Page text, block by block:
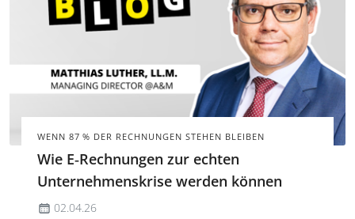
WENN 87 % DER RECHNUNGEN STEHEN BLEIBEN
Wie E‑Rechnungen zur echten
Unternehmenskrise werden können
02.04.26